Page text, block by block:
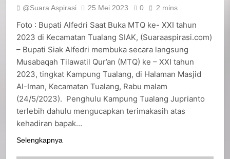
@Suara Aspirasi 25 Mei 2023 0 2 mins
Foto : Bupati Alfedri Saat Buka MTQ ke- XXI tahun
2023 di Kecamatan Tualang SIAK, (Suaraaspirasi.com)
– Bupati Siak Alfedri membuka secara langsung
Musabaqah Tilawatil Qur’an (MTQ) ke – XXI tahun
2023, tingkat Kampung Tualang, di Halaman Masjid
Al-Iman, Kecamatan Tualang, Rabu malam
(24/5/2023). Penghulu Kampung Tualang Juprianto
terlebih dahulu mengucapkan terimakasih atas
kehadiran bapak…
Selengkapnya